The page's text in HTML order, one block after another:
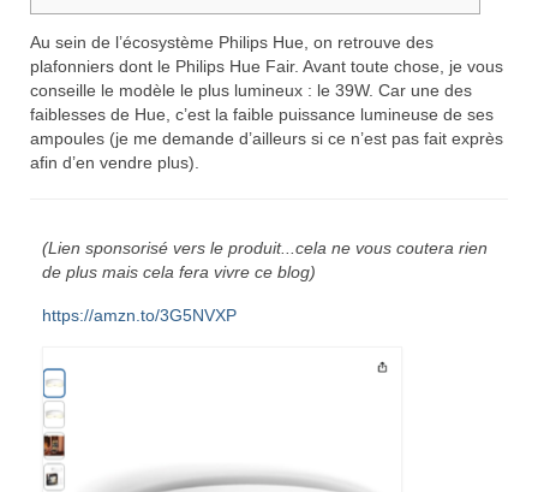
Au sein de l’écosystème Philips Hue, on retrouve des
plafonniers dont le Philips Hue Fair. Avant toute chose, je vous
conseille le modèle le plus lumineux : le 39W. Car une des
faiblesses de Hue, c’est la faible puissance lumineuse de ses
ampoules (je me demande d’ailleurs si ce n’est pas fait exprès
afin d’en vendre plus).
(Lien sponsorisé vers le produit...cela ne vous coutera rien
de plus mais cela fera vivre ce blog)
https://amzn.to/3G5NVXP